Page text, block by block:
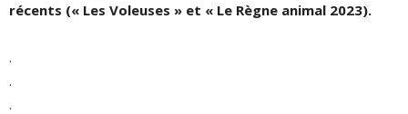
récents (« Les Voleuses » et « Le Règne animal 2023).
.
.
.